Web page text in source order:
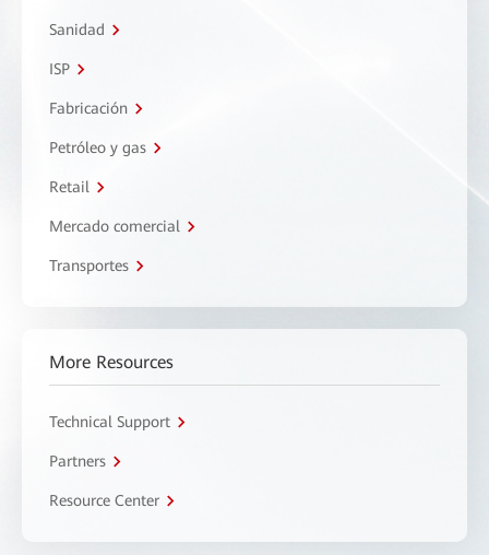
Sanidad
ISP
Fabricación
Petróleo y gas
Retail
Mercado comercial
Transportes
More Resources
Technical Support
Partners
Resource Center